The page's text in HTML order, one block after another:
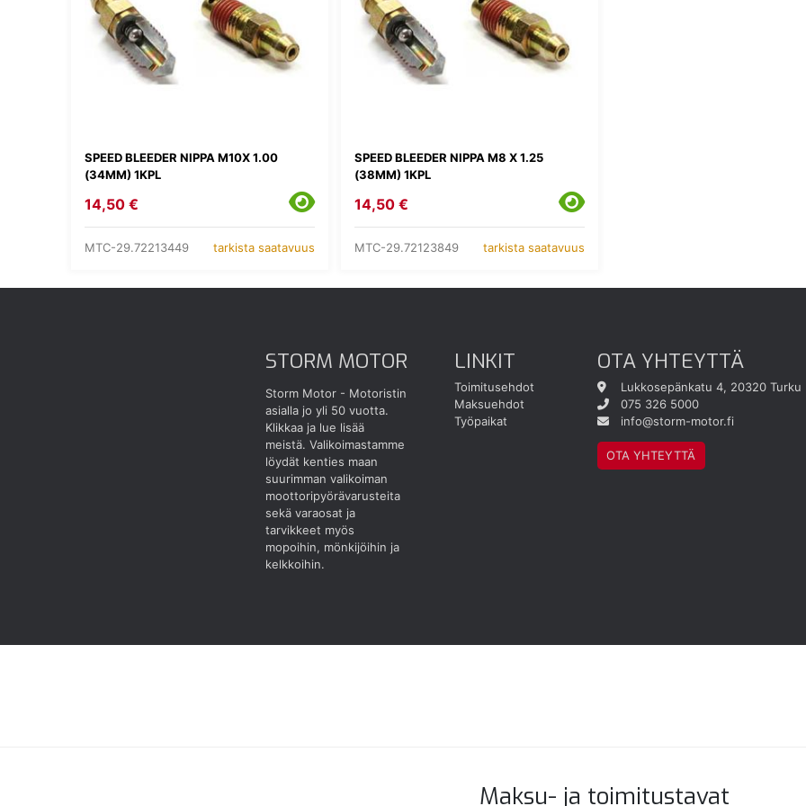
SPEED BLEEDER NIPPA M10X 1.00
(34MM) 1KPL
14,50 €
MTC-29.72213449 tarkista saatavuus
SPEED BLEEDER NIPPA M8 X 1.25
(38MM) 1KPL
14,50 €
MTC-29.72123849 tarkista saatavuus
STORM MOTOR
Storm Motor - Motoristin
asialla jo yli 50 vuotta.
Klikkaa ja lue lisää
meistä. Valikoimastamme
löydät kenties maan
suurimman valikoiman
moottoripyörävarusteita
sekä varaosat ja
tarvikkeet myös
mopoihin, mönkijöihin ja
kelkkoihin.
LINKIT
Toimitusehdot
Maksuehdot
Työpaikat
OTA YHTEYTTÄ
Lukkosepänkatu 4, 20320 Turku
075 326 5000
info@storm-motor.fi
OTA YHTEYTTÄ
Maksu- ja toimitustavat